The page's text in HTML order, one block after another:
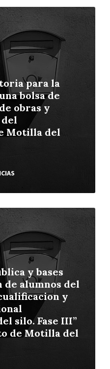
para la
bolsa de
obras y
Motilla del
y bases
de alumnos del
y
silo. Fase III”
de Motilla del